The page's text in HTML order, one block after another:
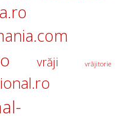
vrăji vrăjitorie